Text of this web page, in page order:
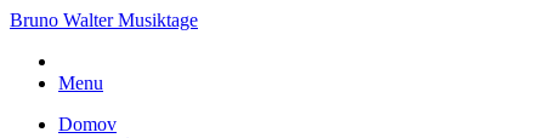
Bruno Walter Musiktage
Menu
Domov